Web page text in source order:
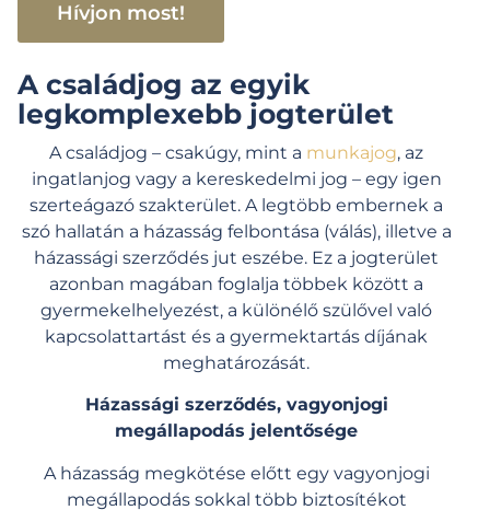
Hívjon most!
A családjog az egyik
legkomplexebb jogterület
A családjog – csakúgy, mint a munkajog, az
ingatlanjog vagy a kereskedelmi jog – egy igen
szerteágazó szakterület. A legtöbb embernek a
szó hallatán a házasság felbontása (válás), illetve a
házassági szerződés jut eszébe. Ez a jogterület
azonban magában foglalja többek között a
gyermekelhelyezést, a különélő szülővel való
kapcsolattartást és a gyermektartás díjának
meghatározását.
Házassági szerződés, vagyonjogi
megállapodás jelentősége
A házasság megkötése előtt egy vagyonjogi
megállapodás sokkal több biztosítékot